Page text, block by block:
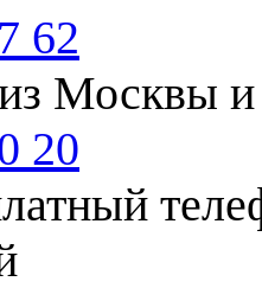
62
Москвы
20